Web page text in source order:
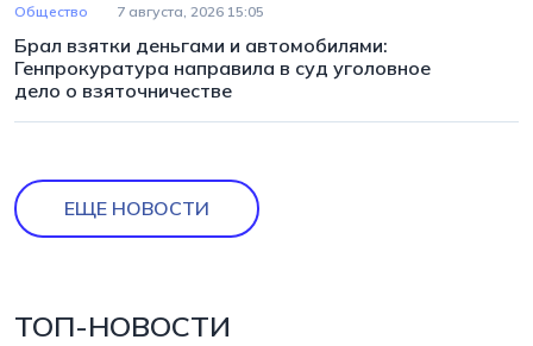
Общество 7 августа, 2026 15:05
Брал взятки деньгами и автомобилями:
Генпрокуратура направила в суд уголовное
дело о взяточничестве
ЕЩЕ НОВОСТИ
ТОП-НОВОСТИ